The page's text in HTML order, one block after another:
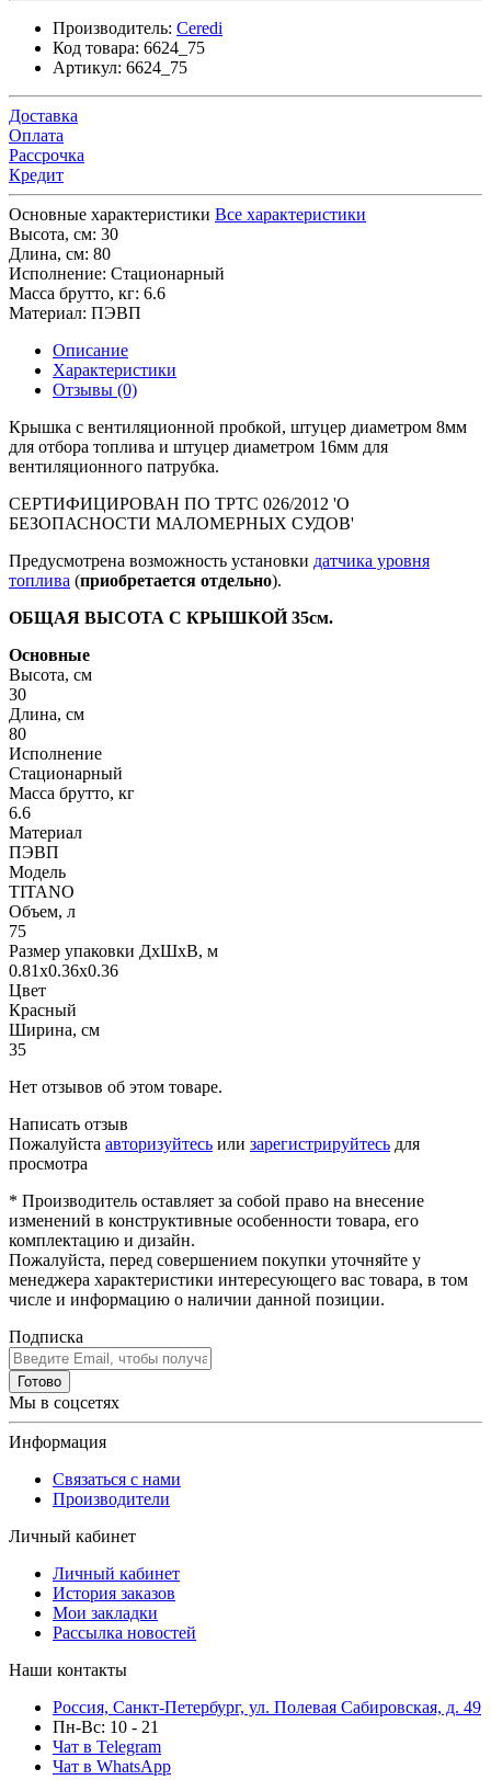
Производитель: Ceredi
Код товара: 6624_75
Артикул: 6624_75
Доставка
Оплата
Рассрочка
Кредит
Основные характеристики Все характеристики
Высота, см: 30
Длина, см: 80
Исполнение: Стационарный
Масса брутто, кг: 6.6
Материал: ПЭВП
Описание
Характеристики
Отзывы (0)
Крышка с вентиляционной пробкой, штуцер диаметром 8мм
для отбора топлива и штуцер диаметром 16мм для
вентиляционного патрубка.
СЕРТИФИЦИРОВАН ПО ТРТС 026/2012 'О
БЕЗОПАСНОСТИ МАЛОМЕРНЫХ СУДОВ'
Предусмотрена возможность установки датчика уровня
топлива (приобретается отдельно).
ОБЩАЯ ВЫСОТА С КРЫШКОЙ 35см.
Основные
Высота, см
30
Длина, см
80
Исполнение
Стационарный
Масса брутто, кг
6.6
Материал
ПЭВП
Модель
TITANO
Объем, л
75
Размер упаковки ДхШхВ, м
0.81x0.36x0.36
Цвет
Красный
Ширина, см
35
Нет отзывов об этом товаре.
Написать отзыв
Пожалуйста авторизуйтесь или зарегистрируйтесь для
просмотра
* Производитель оставляет за собой право на внесение
изменений в конструктивные особенности товара, его
комплектацию и дизайн.
Пожалуйста, перед совершением покупки уточняйте у
менеджера характеристики интересующего вас товара, в том
числе и информацию о наличии данной позиции.
Подписка
Готово
Мы в соцсетях
Информация
Связаться с нами
Производители
Личный кабинет
Личный кабинет
История заказов
Мои закладки
Рассылка новостей
Наши контакты
Россия, Санкт-Петербург, ул. Полевая Сабировская, д. 49
Пн-Вс: 10 - 21
Чат в Telegram
Чат в WhatsApp